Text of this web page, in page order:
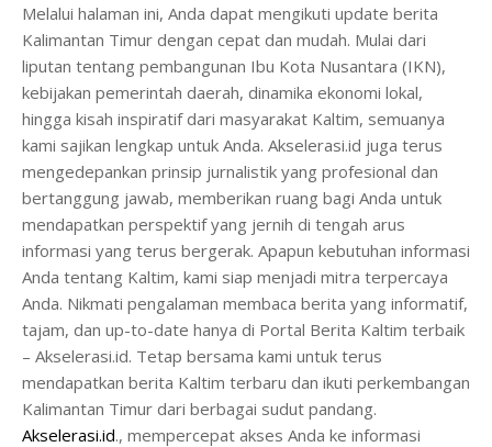
Melalui halaman ini, Anda dapat mengikuti update berita
Kalimantan Timur dengan cepat dan mudah. Mulai dari
liputan tentang pembangunan Ibu Kota Nusantara (IKN),
kebijakan pemerintah daerah, dinamika ekonomi lokal,
hingga kisah inspiratif dari masyarakat Kaltim, semuanya
kami sajikan lengkap untuk Anda. Akselerasi.id juga terus
mengedepankan prinsip jurnalistik yang profesional dan
bertanggung jawab, memberikan ruang bagi Anda untuk
mendapatkan perspektif yang jernih di tengah arus
informasi yang terus bergerak. Apapun kebutuhan informasi
Anda tentang Kaltim, kami siap menjadi mitra terpercaya
Anda. Nikmati pengalaman membaca berita yang informatif,
tajam, dan up-to-date hanya di Portal Berita Kaltim terbaik
– Akselerasi.id. Tetap bersama kami untuk terus
mendapatkan berita Kaltim terbaru dan ikuti perkembangan
Kalimantan Timur dari berbagai sudut pandang.
Akselerasi.id., mempercepat akses Anda ke informasi